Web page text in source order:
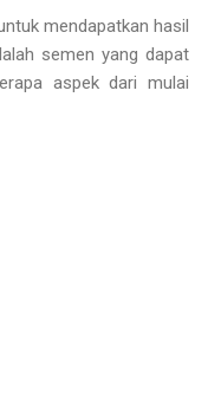
mendapatkan hasil
semen yang dapat
aspek dari mulai